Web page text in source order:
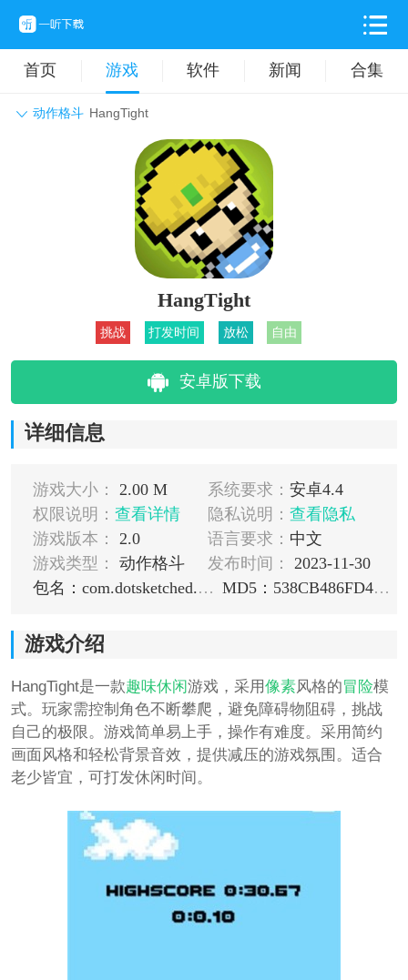
首页 游戏 软件 新闻 合集
动作格斗 HangTight
动作格斗 休闲益智
卡牌对战 音乐舞蹈
挂机养成
HangTight
挑战 打发时间 放松 自由
安卓版下载
详细信息
游戏大小： 2.00 M 系统要求： 安卓4.4
权限说明： 查看详情 隐私说明： 查看隐私
游戏版本：
2.0 语言要求： 中文
游戏类型：
动作格斗 发布时间：
2023-11-30
包名：com.dotsketched.Hangtight
MD5：538CB486FD4EACE09AC150D30A51CD09
游戏介绍
HangTight是一款趣味休闲游戏，采用像素风格的冒险模
式。玩家需控制角色不断攀爬，避免障碍物阻碍，挑战
自己的极限。游戏简单易上手，操作有难度。采用简约
画面风格和轻松背景音效，提供减压的游戏氛围。适合
老少皆宜，可打发休闲时间。